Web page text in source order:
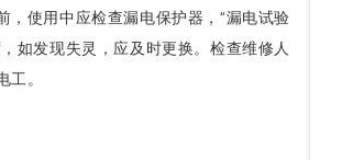
，使用中应检查漏电保护器，“漏电试验
如发现失灵，应及时更换。检查维修人
。